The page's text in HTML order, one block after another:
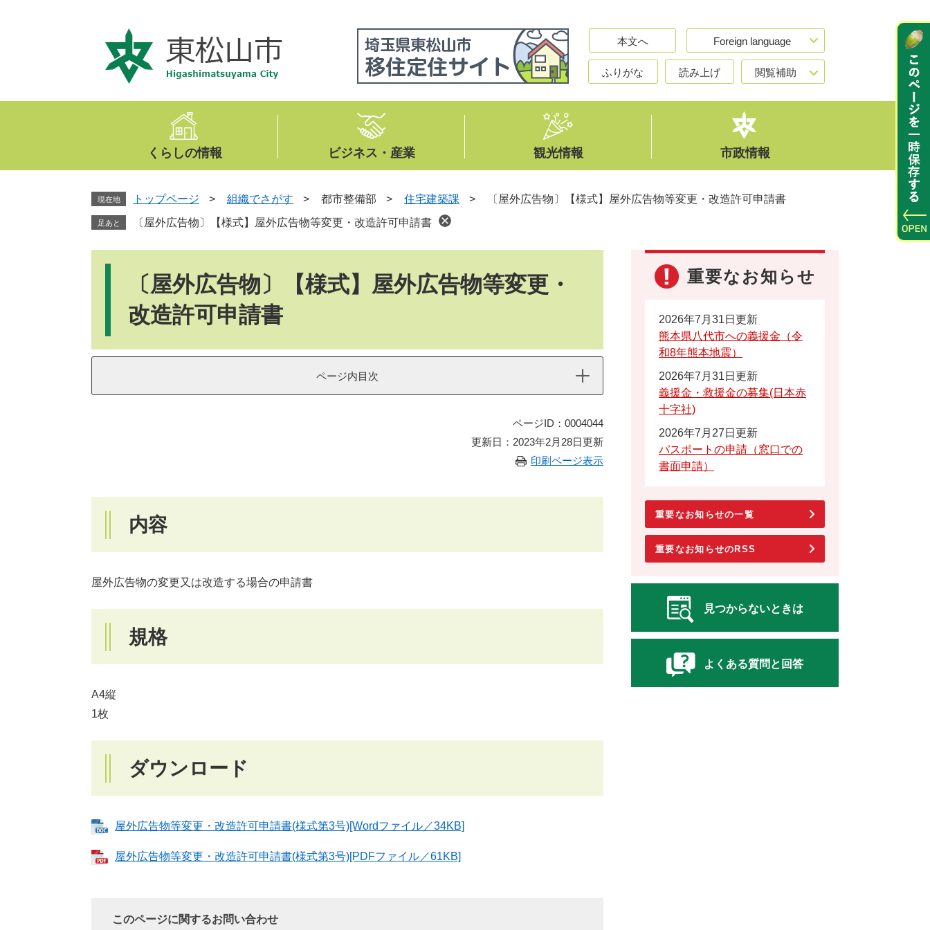
文
本文へ Foreign language
ふりがな 読み上げ 閲覧補助
くらしの情報 ビジネス・産業 観光情報 市政情報
現在地 トップページ > 組織でさがす > 都市整備部 > 住宅建築課 > 〔屋外広告物〕【様式】屋外広告物等変更・改造許可申請書
足あと 〔屋外広告物〕【様式】屋外広告物等変更・改造許可申請書
〔屋外広告物〕【様式】屋外広告物等変更・
改造許可申請書
ページ内目次
ページID：0004044
更新日：2023年2月28日更新
印刷ページ表示
内容
屋外広告物の変更又は改造する場合の申請書
規格
A4縦
1枚
ダウンロード
屋外広告物等変更・改造許可申請書(様式第3号)[Wordファイル／34KB]
屋外広告物等変更・改造許可申請書(様式第3号)[PDFファイル／61KB]
このページに関するお問い合わせ
重要なお知らせ
2026年7月31日更新
熊本県八代市への義援金（令
和8年熊本地震）
2026年7月31日更新
義援金・救援金の募集(日本赤
十字社)
2026年7月27日更新
パスポートの申請（窓口での
書面申請）
重要なお知らせの一覧
重要なお知らせのRSS
見つからないときは
よくある質問と回答